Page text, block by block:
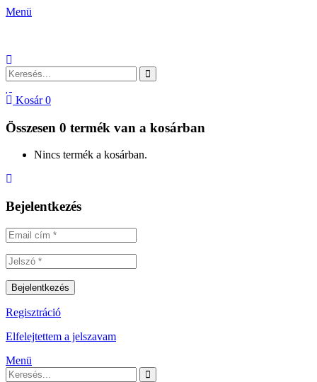
Menü
Kosár 0
Összesen 0 termék van a kosárban
Nincs termék a kosárban.
Bejelentkezés
Regisztráció
Elfelejtettem a jelszavam
Menü